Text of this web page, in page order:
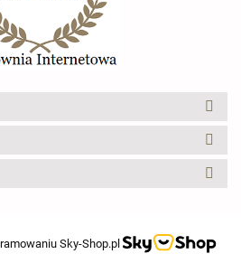
Sky-Shop.pl